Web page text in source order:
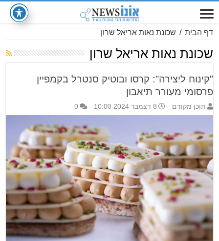
דף הבית / שכונת נאות אריאל שרון
שכונת נאות אריאל שרון
"קינוח ליצירה": קרסו ובוטיק סנטרל בקמפיין
פרסומי מעורר תיאבון
תוכן מקודם 8 דצמבר 2024 10:00 0